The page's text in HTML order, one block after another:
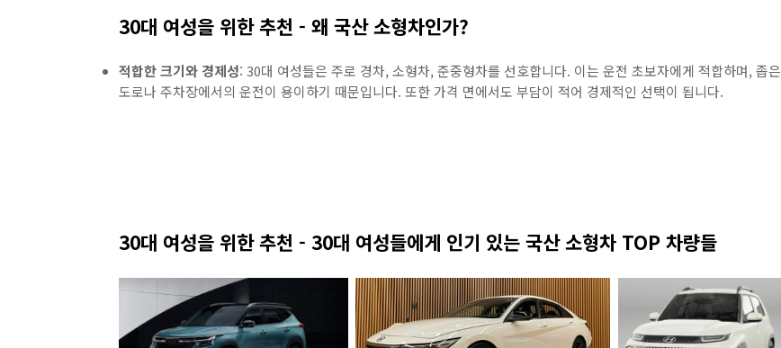
30대 여성을 위한 추천 - 왜 국산 소형차인가?
적합한 크기와 경제성: 30대 여성들은 주로 경차, 소형차, 준중형차를 선호합니다. 이는 운전 초보자에게 적합하며, 좁은
도로나 주차장에서의 운전이 용이하기 때문입니다​​. 또한 가격 면에서도 부담이 적어 경제적인 선택이 됩니다​​.
30대 여성을 위한 추천 - 30대 여성들에게 인기 있는 국산 소형차 TOP 차량들